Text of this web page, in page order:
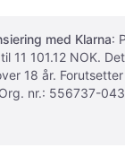
med Klarna:
101.12 NOK.
18 år.
nr.: 556737-